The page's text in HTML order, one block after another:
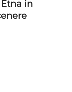
in